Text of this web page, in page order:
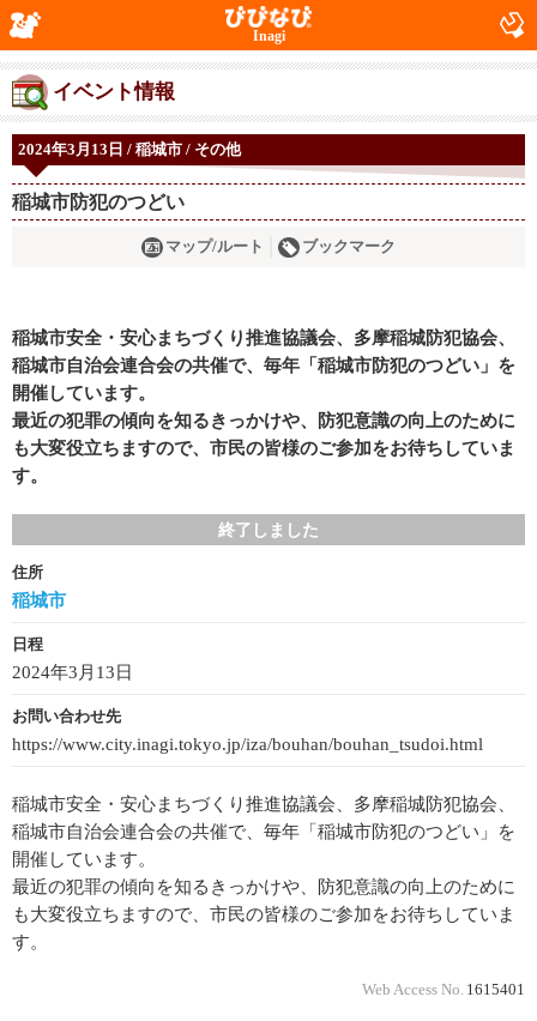
Inagi
イベント情報
2024年3月13日 / 稲城市 / その他
稲城市防犯のつどい
マップ/ルート ブックマーク
稲城市安全・安心まちづくり推進協議会、多摩稲城防犯協会、
稲城市自治会連合会の共催で、毎年「稲城市防犯のつどい」を
開催しています。
最近の犯罪の傾向を知るきっかけや、防犯意識の向上のために
も大変役立ちますので、市民の皆様のご参加をお待ちしていま
す。
終了しました
住所
稲城市
日程
2024年3月13日
お問い合わせ先
https://www.city.inagi.tokyo.jp/iza/bouhan/bouhan_tsudoi.html
稲城市安全・安心まちづくり推進協議会、多摩稲城防犯協会、
稲城市自治会連合会の共催で、毎年「稲城市防犯のつどい」を
開催しています。
最近の犯罪の傾向を知るきっかけや、防犯意識の向上のために
も大変役立ちますので、市民の皆様のご参加をお待ちしていま
す。
Web Access No. 1615401